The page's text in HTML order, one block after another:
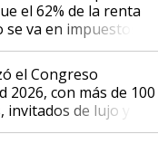
el 62% de la renta
va en impuestos:
que en
se sigan discutiendo
cosas de hace 50
el Congreso
2026, con más de 100
invitados de lujo y
tendencias